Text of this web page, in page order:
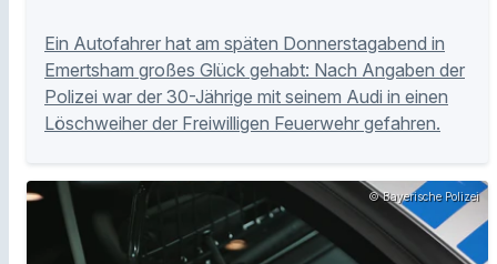
Ein Autofahrer hat am späten Donnerstagabend in
Emertsham großes Glück gehabt: Nach Angaben der
Polizei war der 30-Jährige mit seinem Audi in einen
Löschweiher der Freiwilligen Feuerwehr gefahren.
© Bayerische Polizei